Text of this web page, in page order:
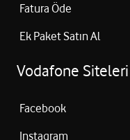
Fatura Öde
Ek Paket Satın Al
Vodafone Siteleri
Facebook
Instagram